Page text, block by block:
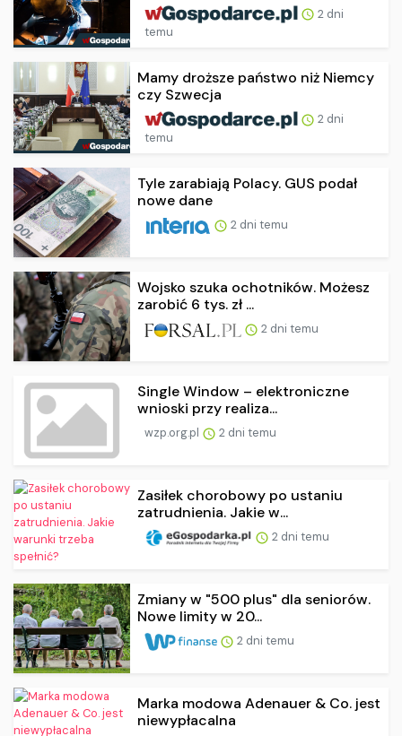
2 dni
temu
Mamy droższe państwo niż Niemcy
czy Szwecja
2 dni
temu
Tyle zarabiają Polacy. GUS podał
nowe dane
2 dni temu
Wojsko szuka ochotników. Możesz
zarobić 6 tys. zł ...
2 dni temu
Single Window – elektroniczne
wnioski przy realiza...
wzp.org.pl 2 dni temu
Zasiłek chorobowy po ustaniu
zatrudnienia. Jakie w...
2 dni temu
Zmiany w "500 plus" dla seniorów.
Nowe limity w 20...
2 dni temu
Marka modowa Adenauer & Co. jest
niewypłacalna